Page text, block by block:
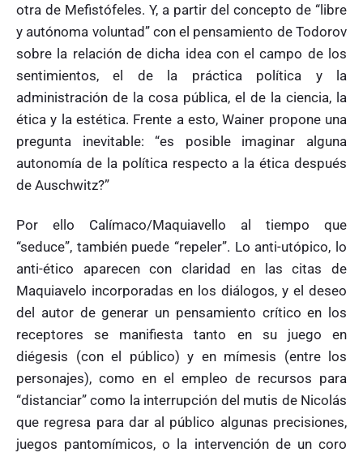
otra de Mefistófeles. Y, a partir del concepto de “libre
y autónoma voluntad” con el pensamiento de Todorov
sobre la relación de dicha idea con el campo de los
sentimientos, el de la práctica política y la
administración de la cosa pública, el de la ciencia, la
ética y la estética. Frente a esto, Wainer propone una
pregunta inevitable: “es posible imaginar alguna
autonomía de la política respecto a la ética después
de Auschwitz?”
Por ello Calímaco/Maquiavello al tiempo que
“seduce”, también puede “repeler”. Lo anti-utópico, lo
anti-ético aparecen con claridad en las citas de
Maquiavelo incorporadas en los diálogos, y el deseo
del autor de generar un pensamiento crítico en los
receptores se manifiesta tanto en su juego en
diégesis (con el público) y en mímesis (entre los
personajes), como en el empleo de recursos para
“distanciar” como la interrupción del mutis de Nicolás
que regresa para dar al público algunas precisiones,
juegos pantomímicos, o la intervención de un coro